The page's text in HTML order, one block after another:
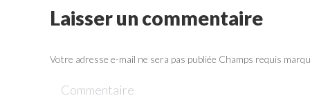
Laisser un commentaire
Votre adresse e-mail ne sera pas publiée Champs requis
Commentaire